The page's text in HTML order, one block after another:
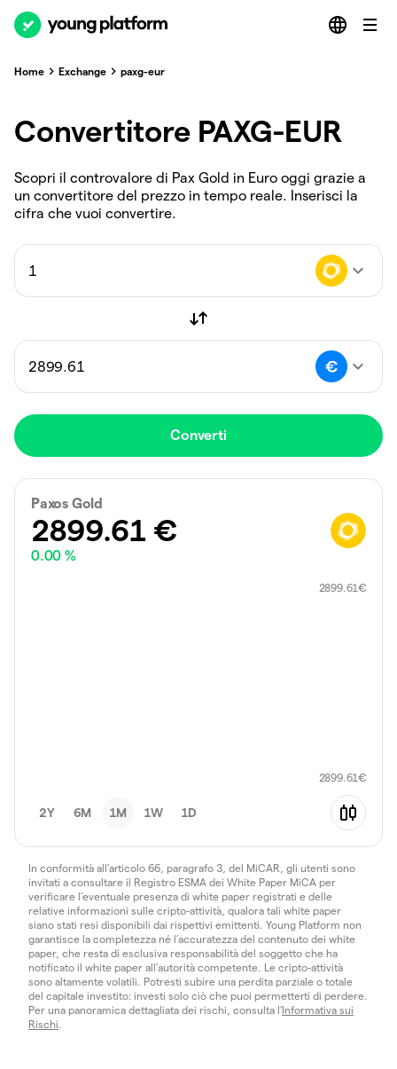
Home Exchange paxg-eur
Convertitore PAXG-EUR
Scopri il controvalore di Pax Gold in Euro oggi grazie a
un convertitore del prezzo in tempo reale. Inserisci la
cifra che vuoi convertire.
Converti
Paxos Gold
2899.61 €
0.00 %
2899.61€
2899.61€
2Y 6M 1M 1W 1D
In conformità all’articolo 66, paragrafo 3, del MiCAR, gli utenti sono
invitati a consultare il Registro ESMA dei White Paper MiCA per
verificare l’eventuale presenza di white paper registrati e delle
relative informazioni sulle cripto-attività, qualora tali white paper
siano stati resi disponibili dai rispettivi emittenti. Young Platform non
garantisce la completezza né l’accuratezza del contenuto dei white
paper, che resta di esclusiva responsabilità del soggetto che ha
notificato il white paper all’autorità competente. Le cripto-attività
sono altamente volatili. Potresti subire una perdita parziale o totale
del capitale investito: investi solo ciò che puoi permetterti di perdere.
Per una panoramica dettagliata dei rischi, consulta l'Informativa sui
Rischi.